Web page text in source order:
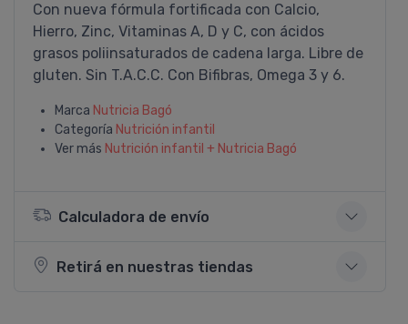
Con nueva fórmula fortificada con Calcio,
Hierro, Zinc, Vitaminas A, D y C, con ácidos
grasos poliinsaturados de cadena larga. Libre de
gluten. Sin T.A.C.C. Con Bifibras, Omega 3 y 6.
Marca Nutricia Bagó
Categoría Nutrición infantil
Ver más Nutrición infantil + Nutricia Bagó
Calculadora de envío
Retirá en nuestras tiendas